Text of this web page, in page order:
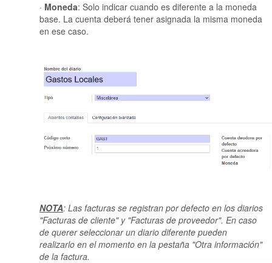
· Moneda: Solo indicar cuando es diferente a la moneda
base. La cuenta deberá tener asignada la misma moneda
en ese caso.
NOTA: Las facturas se registran por defecto en los diarios
"Facturas de cliente" y "Facturas de proveedor". En caso
de querer seleccionar un diario diferente pueden
realizarlo en el momento en la pestaña "Otra información"
de la factura.